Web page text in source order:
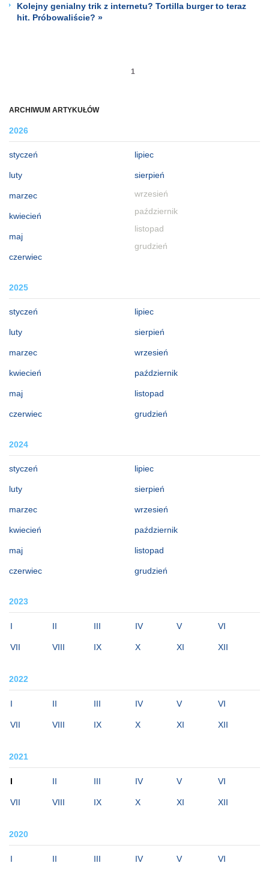
ARCHIWUM ARTYKUŁÓW
2026
styczeń
luty
marzec
kwiecień
maj
czerwiec
lipiec
sierpień
wrzesień
październik
listopad
grudzień
2025
styczeń
luty
marzec
kwiecień
maj
czerwiec
lipiec
sierpień
wrzesień
październik
listopad
grudzień
2024
styczeń
luty
marzec
kwiecień
maj
czerwiec
lipiec
sierpień
wrzesień
październik
listopad
grudzień
2023
I II III IV V VI
VII VIII IX X XI XII
2022
I II III IV V VI
VII VIII IX X XI XII
2021
I II III IV V VI
VII VIII IX X XI XII
2020
I II III IV V VI
Kolejny genialny trik z internetu? Tortilla burger to teraz
hit. Próbowaliście? »
1